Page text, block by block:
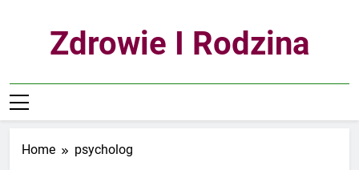
Zdrowie I Rodzina
Home psycholog